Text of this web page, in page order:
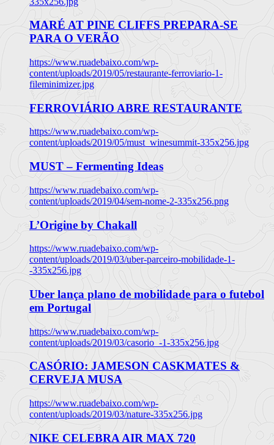
MARÉ AT PINE CLIFFS PREPARA-SE
PARA O VERÃO
https://www.ruadebaixo.com/wp-
content/uploads/2019/05/restaurante-ferroviario-1-
fileminimizer.jpg
FERROVIÁRIO ABRE RESTAURANTE
https://www.ruadebaixo.com/wp-
content/uploads/2019/05/must_winesummit-335x256.jpg
MUST – Fermenting Ideas
https://www.ruadebaixo.com/wp-
content/uploads/2019/04/sem-nome-2-335x256.png
L’Origine by Chakall
https://www.ruadebaixo.com/wp-
content/uploads/2019/03/uber-parceiro-mobilidade-1-
-335x256.jpg
Uber lança plano de mobilidade para o futebol
em Portugal
https://www.ruadebaixo.com/wp-
content/uploads/2019/03/casorio_-1-335x256.jpg
CASÓRIO: JAMESON CASKMATES &
CERVEJA MUSA
https://www.ruadebaixo.com/wp-
content/uploads/2019/03/nature-335x256.jpg
NIKE CELEBRA AIR MAX 720